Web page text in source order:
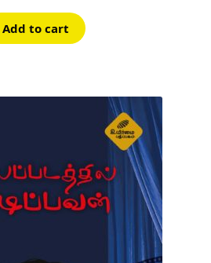
was:
₹190.00.
is:
Add to cart